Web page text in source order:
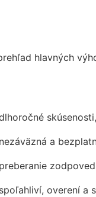
hlavných
nezáväzná a
preberanie
spoľahliví, overení a